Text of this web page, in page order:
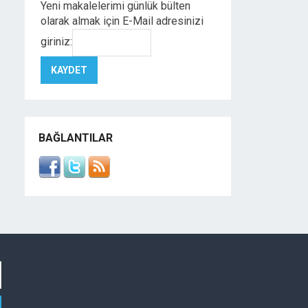
Yeni makalelerimi günlük bülten
olarak almak için E-Mail adresinizi
giriniz:
BAĞLANTILAR